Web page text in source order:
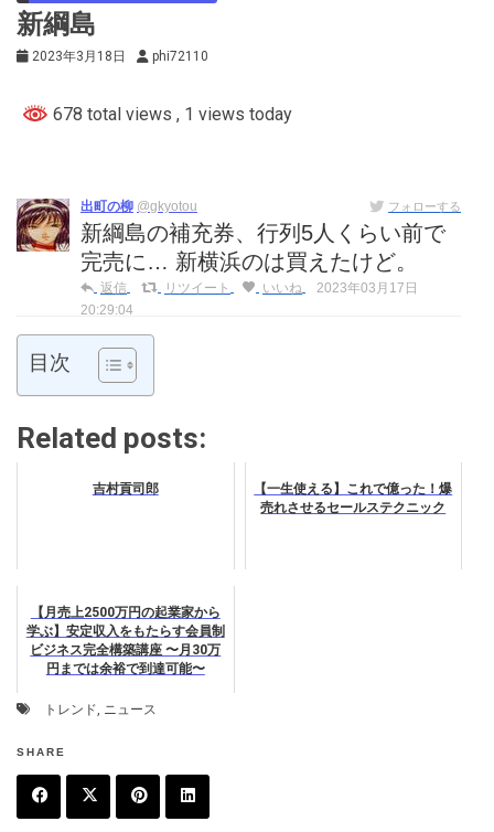
新綱島
2023年3月18日 phi72110
678 total views , 1 views today
出町の柳 @gkyotou フォローする
新綱島の補充券、行列5人くらい前で
完売に… 新横浜のは買えたけど。
返信 リツイート いいね
2023年03月17日
20:29:04
目次
Related posts:
吉村貢司郎
【一生使える】これで億った！爆
売れさせるセールステクニック
【月売上2500万円の起業家から
学ぶ】安定収入をもたらす会員制
ビジネス完全構築講座 〜月30万
円までは余裕で到達可能〜
トレンド, ニュース
SHARE